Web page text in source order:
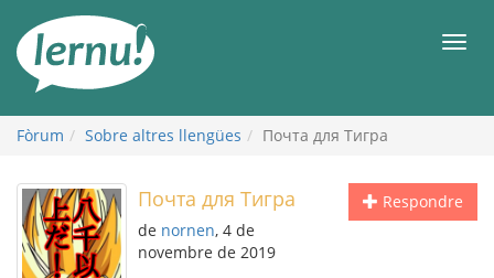
contingut
Fòrum Sobre altres llengües Почта для Тигра
Respondre
Почта для Тигра
de nornen, 4 de
novembre de 2019